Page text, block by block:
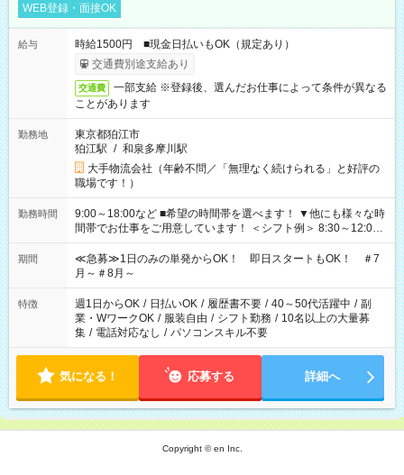
WEB登録・面接OK
給与
時給1500円 ■現金日払いもOK（規定あり）
交通費別途支給あり
交通費
一部支給 ※登録後、選んだお仕事によって条件が異なる
ことがあります
勤務地
東京都狛江市
狛江駅 / 和泉多摩川駅
大手物流会社（年齢不問／「無理なく続けられる」と好評の
職場です！）
勤務時間
9:00～18:00など ■希望の時間帯を選べます！ ▼他にも様々な時
間帯でお仕事をご用意しています！ ＜シフト例＞ 8:30～12:00
17:00～22:00 13:00～22:00 22:00～翌6:00 など
期間
≪急募≫1日のみの単発からOK！ 即日スタートもOK！ ＃7
月～＃8月～
特徴 週1日からOK / 日払いOK / 履歴書不要 / 40～50代活躍中 / 副
業・WワークOK / 服装自由 / シフト勤務 / 10名以上の大量募
集 / 電話対応なし / パソコンスキル不要
気になる！ 応募する 詳細へ
Copyright © en Inc.